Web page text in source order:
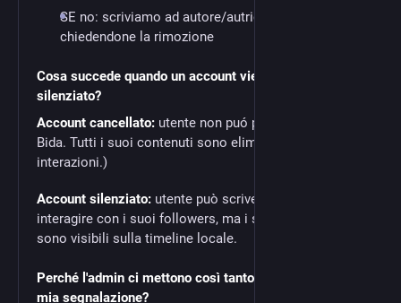
SE no: scriviamo ad autore/autrice del toot
chiedendone la rimozione
Cosa succede quando un account viene cancellato o
silenziato?
Account cancellato: utente non puó piú loggarsi su
Bida. Tutti i suoi contenuti sono eliminati (toot e
interazioni.)
Account silenziato: utente può scrivere toot e
interagire con i suoi followers, ma i suoi toot non
sono visibili sulla timeline locale.
Perché l'admin ci mettono così tanto a intervenire sulla
mia segnalazione?